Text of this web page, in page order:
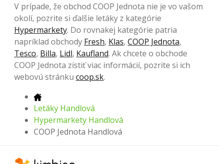
V prípade, že obchod COOP Jednota nie je vo vašom
okolí, pozrite si ďalšie letáky z kategórie
Hypermarkety. Do rovnakej kategórie patria
napríklad obchody Fresh, Klas, COOP Jednota,
Tesco, Billa, Lidl, Kaufland. Ak chcete o obchode
COOP Jednota zistiť viac informácií, pozrite si ich
webovú stránku coop.sk.
Letáky Handlová
Hypermarkety Handlová
COOP Jednota Handlová